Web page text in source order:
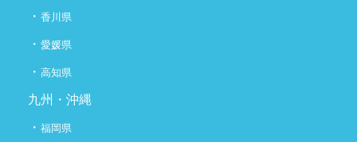
・ 香川県
・ 愛媛県
・ 高知県
九州・沖縄
・ 福岡県